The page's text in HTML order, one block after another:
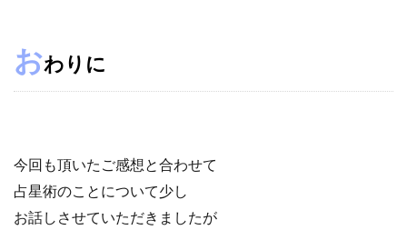
おわりに
今回も頂いたご感想と合わせて
占星術のことについて少し
お話しさせていただきましたが